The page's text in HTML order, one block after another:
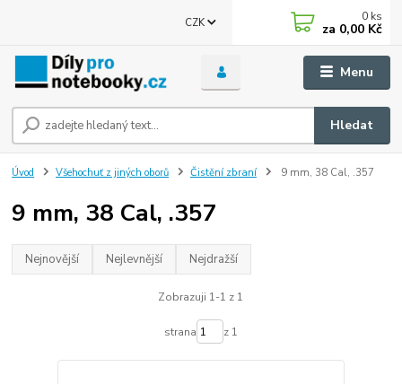
Menu
CZK
Hledat
0 ks
za 0,00 Kč
Úvod Všehochuť z jiných oborů Čistění zbraní 9 mm, 38 Cal, .357
9 mm, 38 Cal, .357
Nejnovější Nejlevnější Nejdražší
Zobrazuji 1-1 z 1
strana z 1